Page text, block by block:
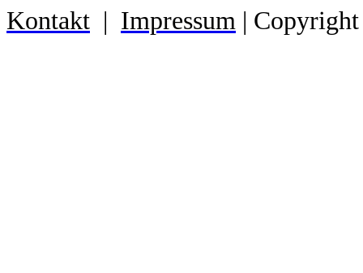
Kontakt | Impressum |